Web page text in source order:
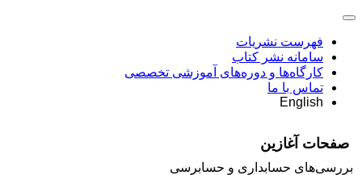
فهرست نشریات
سامانه نشر کتاب
کارگاه‌ها و دوره‌های آموزشی تخصصی
تماس با ما
English
صفحات آغازین
بررسی‏‌های حسابداری و حسابرسی